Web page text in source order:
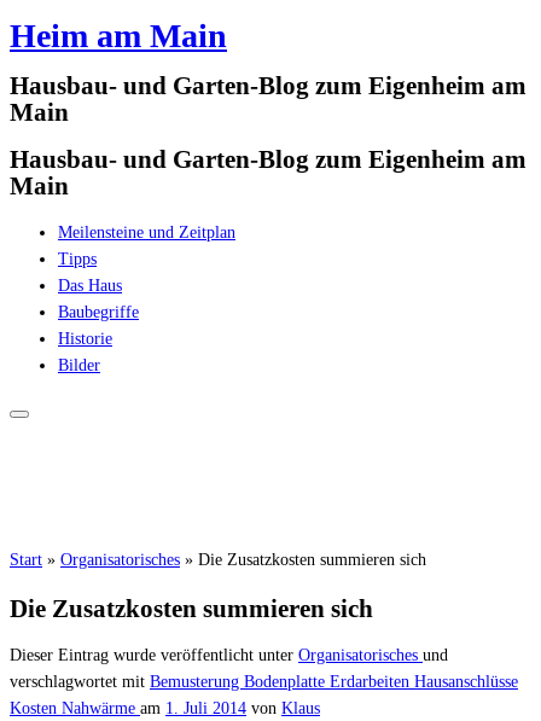
Zum
springen
Heim am Main
Hausbau- und Garten-Blog zum Eigenheim am
Main
Hausbau- und Garten-Blog zum Eigenheim am
Main
Meilensteine und Zeitplan
Tipps
Das Haus
Baubegriffe
Historie
Bilder
Start » Organisatorisches » Die Zusatzkosten summieren sich
Die Zusatzkosten summieren sich
Dieser Eintrag wurde veröffentlicht unter Organisatorisches und
verschlagwortet mit Bemusterung Bodenplatte Erdarbeiten Hausanschlüsse
Kosten Nahwärme am 1. Juli 2014 von Klaus